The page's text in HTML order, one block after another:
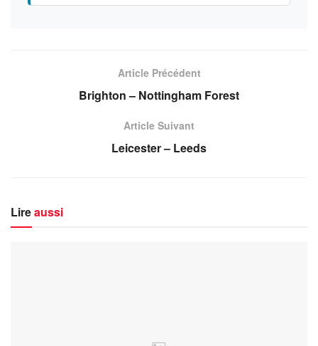
Article Précédent
Brighton – Nottingham Forest
Article Suivant
Leicester – Leeds
Lireaussi